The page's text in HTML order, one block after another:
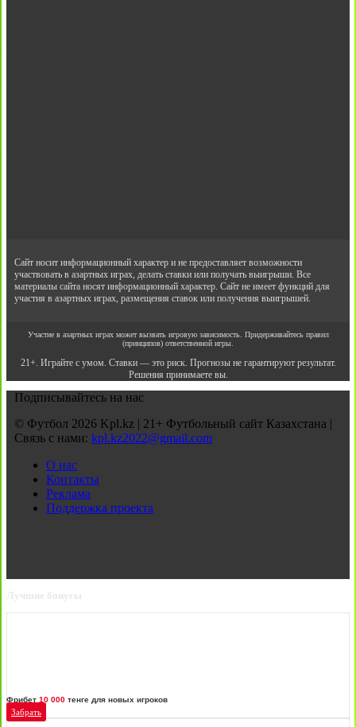
Сайт носит информационный характер и не предоставляет возможности
участвовать в азартных играх, делать ставки или получать выигрыши. Все
материалы сайта носят информационный характер. Сайт не имеет функций для
участия в азартных играх, размещения ставок или получения выигрышей.
Участие в азартных играх может вызвать игровую зависимость. Придерживайтесь правил
(принципов) ответственной игры.
21+. Играйте с умом. Ставки — это риск. Прогнозы не гарантируют результат.
Решения принимаете вы.
Подписывайтесь на нас
© Футбол 2026 Kpl.kz | 21+ Футбольный сайт Казахстана |
Связь с нами: kpl.kz2022@gmail.com
О нас
Контакты
Реклама
Поддержка проекта
Лучшие бонусы
Фрибет 10 000 тенге для новых игроков
Забрать